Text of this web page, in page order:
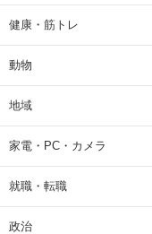
健康・筋トレ
動物
地域
家電・PC・カメラ
就職・転職
政治